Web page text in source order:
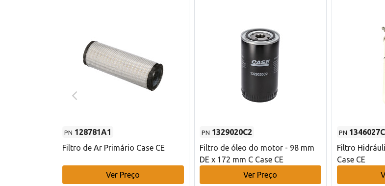
PN 128781A1
Filtro de Ar Primário Case CE
Ver Preço
PN 1329020C2
Filtro de óleo do motor - 98 mm
DE x 172 mm C Case CE
Ver Preço
PN
Filtro
Case CE